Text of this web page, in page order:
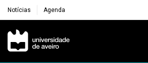
Notícias Agenda
Navegação Principal